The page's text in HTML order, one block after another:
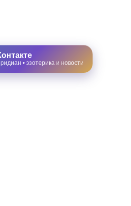
• эзотерика и новости